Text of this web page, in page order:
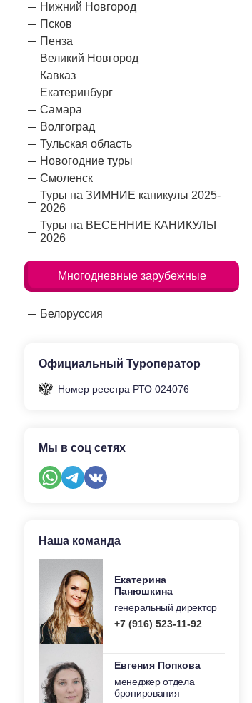
Нижний Новгород
Псков
Пенза
Великий Новгород
Кавказ
Екатеринбург
Самара
Волгоград
Тульская область
Новогодние туры
Смоленск
Туры на ЗИМНИЕ каникулы 2025-
2026
Туры на ВЕСЕННИЕ КАНИКУЛЫ
2026
Многодневные зарубежные
Белоруссия
Официальный Туроператор
Номер реестра РТО 024076
Мы в соц сетях
Наша команда
Екатерина
Панюшкина
генеральный директор
+7 (916) 523-11-92
Евгения Попкова
менеджер отдела
бронирования